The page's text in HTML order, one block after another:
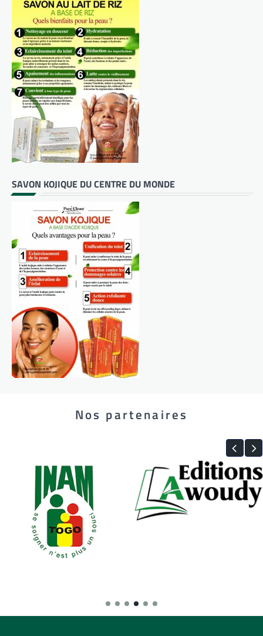
SAVON KOJIQUE DU CENTRE DU MONDE
Nos partenaires